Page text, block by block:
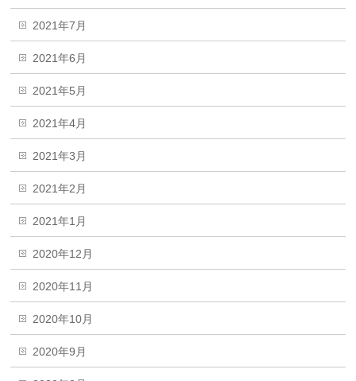
2021年7月
2021年6月
2021年5月
2021年4月
2021年3月
2021年2月
2021年1月
2020年12月
2020年11月
2020年10月
2020年9月